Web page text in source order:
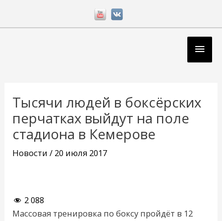
Тысячи людей в боксёрских
перчатках выйдут на поле
стадиона в Кемерове
Новости / 20 июля 2017
2 088
Массовая тренировка по боксу пройдёт в 12
записям